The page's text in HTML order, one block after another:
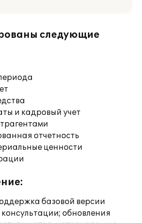
следующие
и кадровый учет
отчетность
ценности
базовой версии
консультации; обновления